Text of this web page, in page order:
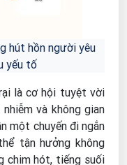
hút hồn người yêu
yếu tố
là cơ hội tuyệt vời
và không gian
một chuyến đi ngắn
tận hưởng không
chim hót, tiếng suối